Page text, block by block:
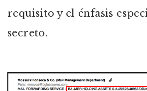
requisito y el énfasis
secreto.